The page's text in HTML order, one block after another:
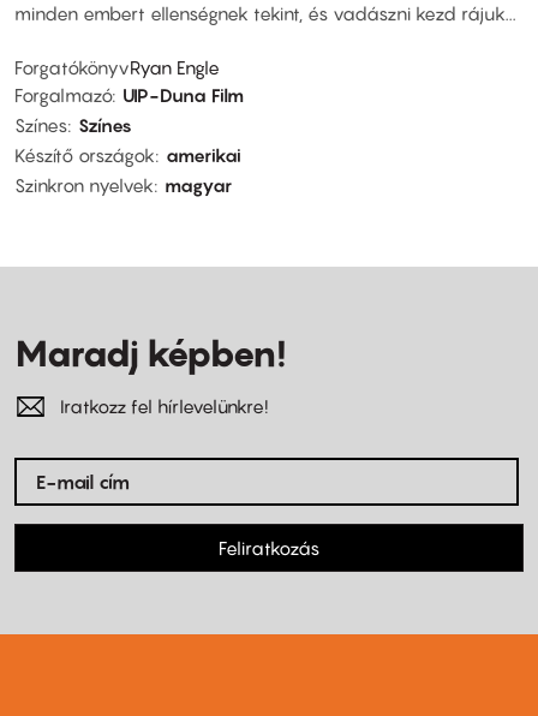
minden embert ellenségnek tekint, és vadászni kezd rájuk...
ForgatókönyvRyan Engle
Forgalmazó UIP-Duna Film
Színes Színes
Készítő országok
amerikai
Szinkron nyelvek
magyar
Maradj képben!
Iratkozz fel hírlevelünkre!
Feliratkozás